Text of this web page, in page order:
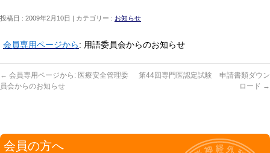
投稿日 : 2009年2月10日 カテゴリー : お知らせ
会員専用ページから: 用語委員会からのお知らせ
← 会員専用ページから: 医療安全管理委
員会からのお知らせ
第44回専門医認定試験 申請書類ダウン
ロード →
会員の方へ